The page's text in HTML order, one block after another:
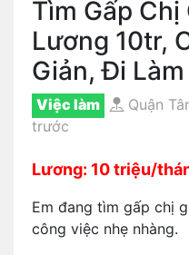
Tìm Gấp
Lương 10tr,
Giản, Đi
Việc làm Quận
trước
Lương: 10 triệu/
Em đang tìm gấp chị
công việc nhẹ nhàng.